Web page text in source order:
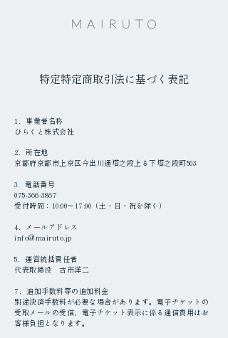
特定特定商取引法に基づく表記
1．事業者名称
ひらくと株式会社
2．所在地
京都府京都市上京区今出川通塔之段上る下塔之段町503
3．電話番号
075-366-3867
受付時間：10:00〜17:00（土・日・祝を除く）
4．メールアドレス
info@mairuto.jp
5．運営統括責任者
代表取締役 古市洋二
7．追加手数料等の追加料金
​別途決済手数料が必要な場合があります。電子チケットの
受取メールの受信、電子チケット表示に係る通信費用はお
客様負担となります。